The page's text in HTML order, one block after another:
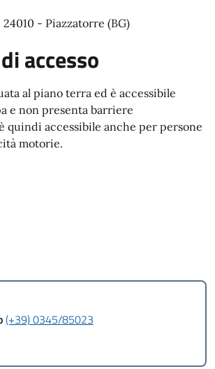
- Piazzatorre (BG)
accesso
al piano terra ed è accessibile
e non presenta barriere
quindi accessibile anche per persone
motorie.
(+39) 0345/85023